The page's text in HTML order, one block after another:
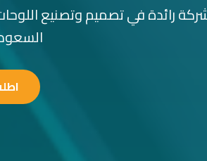
رائدة في تصميم وتصنيع